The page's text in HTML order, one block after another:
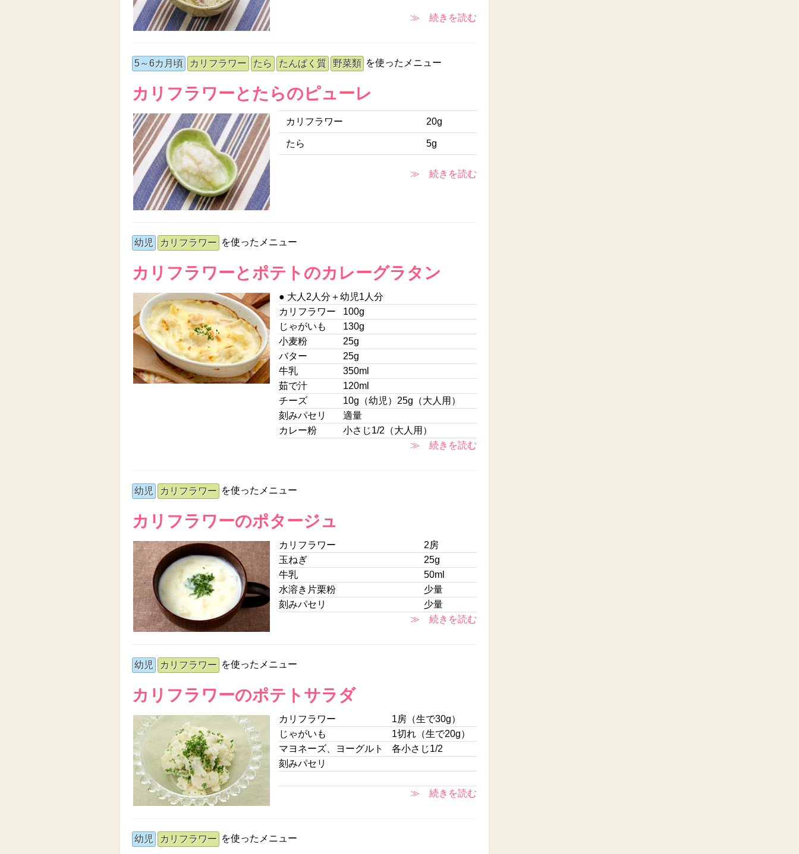
≫ 続きを読む
5～6カ月頃 カリフラワー たら たんぱく質 野菜類 を使ったメニュー
カリフラワーとたらのピューレ
カリフラワー 20g
たら 5g
≫ 続きを読む
幼児 カリフラワー を使ったメニュー
カリフラワーとポテトのカレーグラタン
● 大人2人分＋幼児1人分
カリフラワー
100g
じゃがいも
130g
小麦粉
25g
バター
25g
牛乳
350ml
茹で汁
120ml
チーズ
10g（幼児）25g（大人用）
刻みパセリ
適量
カレー粉
小さじ1/2（大人用）
≫ 続きを読む
幼児 カリフラワー を使ったメニュー
カリフラワーのポタージュ
カリフラワー
2房
玉ねぎ
25g
牛乳
50ml
水溶き片栗粉
少量
刻みパセリ
少量
≫ 続きを読む
幼児 カリフラワー を使ったメニュー
カリフラワーのポテトサラダ
カリフラワー
1房（生で30g）
じゃがいも
1切れ（生で20g）
マヨネーズ、ヨーグルト
各小さじ1/2
刻みパセリ
≫ 続きを読む
幼児 カリフラワー を使ったメニュー